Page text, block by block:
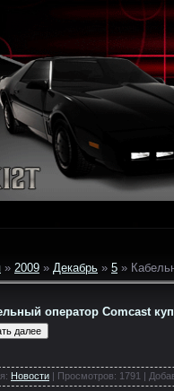
» 2009 » Декабрь » 5 »
оператор Comcast
: Новости Просмотров: 1791 |